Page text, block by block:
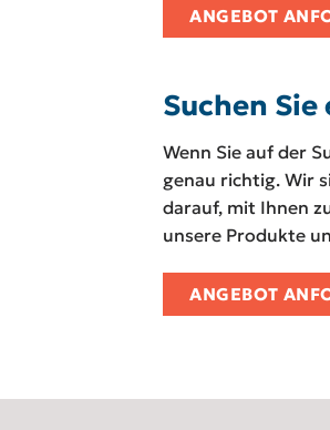
ANGEBOT
Suchen
Wenn Sie auf der
genau richtig. Wir
darauf, mit Ihnen
unsere Produkte
ANGEBOT